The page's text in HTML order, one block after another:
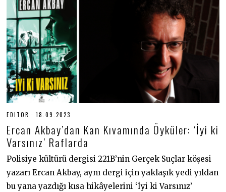
EDITOR 18.09.2023
.
9
2
2
3
Ercan Akbay’dan Kan Kıvamında Öyküler: ‘İyi ki
Varsınız’ Raflarda
Polisiye kültürü dergisi 221B’nin Gerçek Suçlar köşesi
yazarı Ercan Akbay, aynı dergi için yaklaşık yedi yıldan
bu yana yazdığı kısa hikâyelerini ‘İyi ki Varsınız’